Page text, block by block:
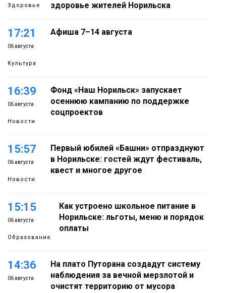
Здоровье
здоровье жителей Норильска
17:21
06 августа
Культура
Афиша 7–14 августа
16:39
06 августа
Новости
Фонд «Наш Норильск» запускает
осеннюю кампанию по поддержке
соцпроектов
15:57
06 августа
Новости
Первый юбилей «Башни» отпразднуют
в Норильске: гостей ждут фестиваль,
квест и многое другое
15:15
06 августа
Образование
Как устроено школьное питание в
Норильске: льготы, меню и порядок
оплаты
14:36
06 августа
На плато Путорана создадут систему
наблюдения за вечной мерзлотой и
очистят территорию от мусора